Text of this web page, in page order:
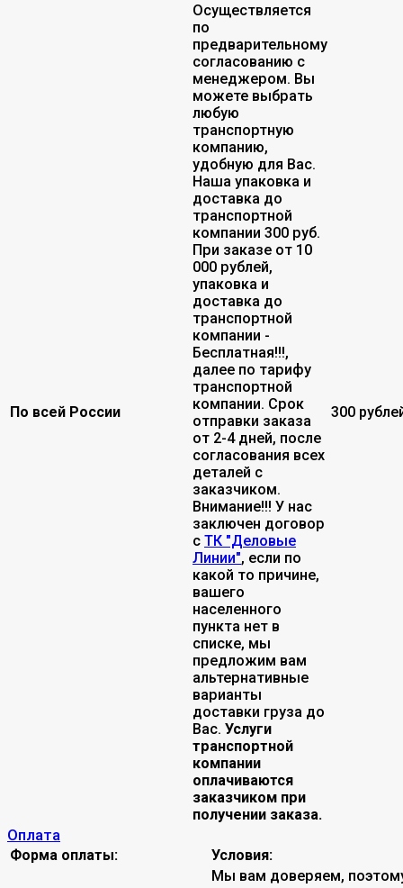
По всей России
Осуществляется
по
предварительному
согласованию с
менеджером. Вы
можете выбрать
любую
транспортную
компанию,
удобную для Вас.
Наша упаковка и
доставка до
транспортной
компании 300 руб.
При заказе от 10
000 рублей,
упаковка и
доставка до
транспортной
компании -
Бесплатная!!!,
далее по тарифу
транспортной
компании. Срок
отправки заказа
от 2-4 дней, после
согласования всех
деталей с
заказчиком.
Внимание!!! У нас
заключен договор
с ТК "Деловые
Линии", если по
какой то причине,
вашего
населенного
пункта нет в
списке, мы
предложим вам
альтернативные
варианты
доставки груза до
Вас. Услуги
транспортной
компании
оплачиваются
заказчиком при
получении заказа.
300
Оплата
Форма оплаты:
Условия:
Мы вам доверяем,